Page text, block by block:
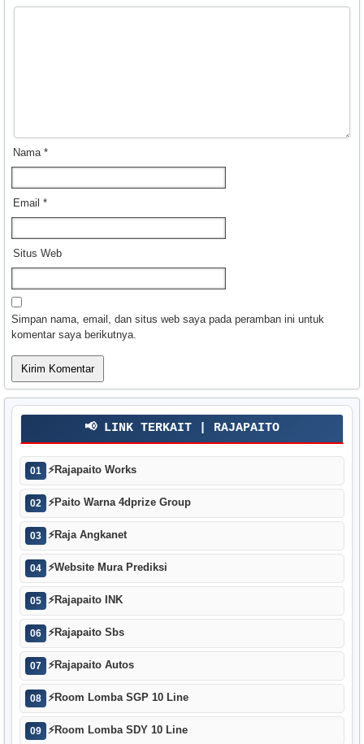
Nama *
Email *
Situs Web
Simpan nama, email, dan situs web saya pada peramban ini untuk
komentar saya berikutnya.
📢 LINK TERKAIT | RAJAPAITO
01 ⚡Rajapaito Works
02 ⚡Paito Warna 4dprize Group
03 ⚡Raja Angkanet
04 ⚡Website Mura Prediksi
05 ⚡Rajapaito INK
06 ⚡Rajapaito Sbs
07 ⚡Rajapaito Autos
08 ⚡Room Lomba SGP 10 Line
09 ⚡Room Lomba SDY 10 Line